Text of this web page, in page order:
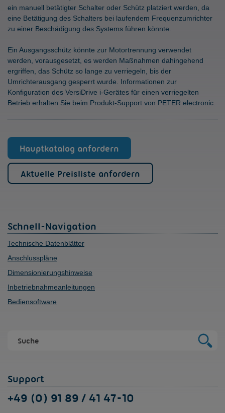
ein manuell betätigter Schalter oder Schütz platziert werden, da
eine Betätigung des Schalters bei laufendem Frequenzumrichter
zu einer Beschädigung des Systems führen könnte.
Ein Ausgangsschütz könnte zur Motortrennung verwendet
werden, vorausgesetzt, es werden Maßnahmen dahingehend
ergriffen, das Schütz so lange zu verriegeln, bis der
Umrichterausgang gesperrt wurde. Informationen zur
Konfiguration des VersiDrive i-Gerätes für einen verriegelten
Betrieb erhalten Sie beim Produkt-Support von PETER electronic.
Hauptkatalog anfordern
Aktuelle Preisliste anfordern
Schnell-Navigation
Technische Datenblätter
Anschlusspläne
Dimensionierungshinweise
Inbetriebnahmeanleitungen
Bediensoftware
Support
+49 (0) 91 89 / 41 47-10